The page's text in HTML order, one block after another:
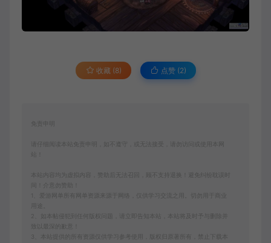
收藏 (8) 点赞 (2)
免责申明
请仔细阅读本站免责申明，如不遵守，或无法接受，请勿访问或使用本网
本站内容均为虚拟内容，赞助后无法召回，顾不支持退换！避免纠纷耽误时
间！介意勿赞助！
1、爱游网单所有网单资源来源于网络，仅供学习交流之用。切勿用于商业
2、如本帖侵犯到任何版权问题，请立即告知本站，本站将及时予与删除并
致以最深的歉意！
3、本站提供的所有资源仅供学习参考使用，版权归原著所有，禁止下载本